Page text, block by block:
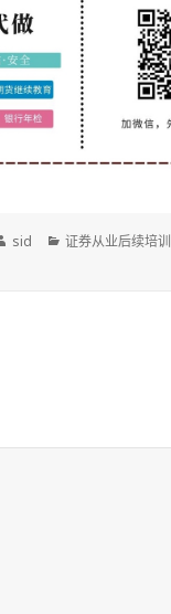
作
sid
分
证券从业后续培训